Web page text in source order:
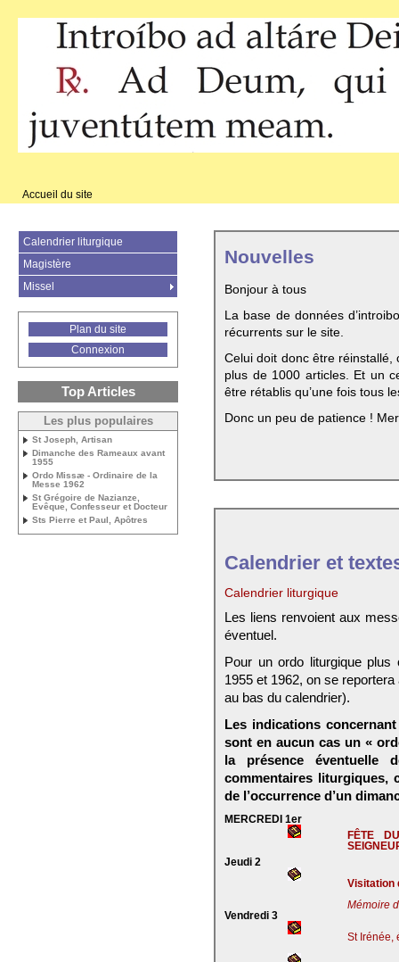
Accueil du site
Nouvelles
Bonjour à tous
La base de données
récurrents sur le site.
Celui doit donc être
plus de 1000 articles. Et un
être rétablis qu’une fois tous
Donc un peu de patience !
Calendrier et
Calendrier liturgique
Les liens renvoient aux
éventuel.
Pour un ordo liturgique plus
1955 et 1962, on se
au bas du calendrier).
Les indications
sont en aucun cas un «
la présence éventuelle
commentaires liturgiques,
de l’occurrence d’un
MERCREDI 1er
FÊTE
Jeudi 2
Visitation
Mémoire
Vendredi 3
St Irénée,
Calendrier liturgique
Magistère
Missel
Plan du site
Connexion
Top Articles
Les plus populaires
St Joseph, Artisan
Dimanche des Rameaux avant
1955
Ordo Missæ - Ordinaire de la
Messe 1962
St Grégoire de Nazianze,
Evêque, Confesseur et Docteur
Sts Pierre et Paul, Apôtres